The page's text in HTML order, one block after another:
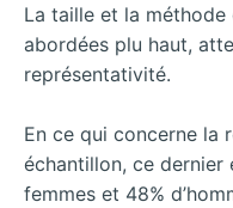
La taille et la méthode
abordées plu haut,
représentativité.
En ce qui concerne la
échantillon, ce
femmes et 48%